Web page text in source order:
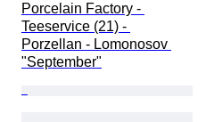
Porcelain Factory -
Teeservice (21) -
Porzellan - Lomonosov
"September"